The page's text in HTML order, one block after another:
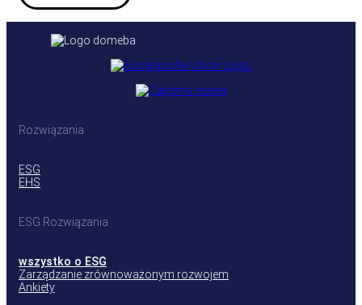
Rozwiązania
ESG
EHS
ESG Rozwiązania
wszystko o ESG
Zarządzanie zrównoważonym rozwojem
Ankiety